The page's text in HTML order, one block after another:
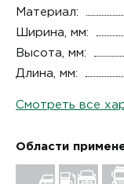
Материал:
Ширина, мм:
Высота, мм:
Длина, мм:
Смотреть все
Области